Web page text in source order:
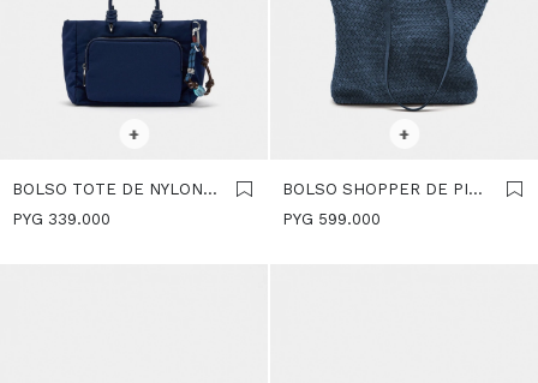
+
BOLSO TOTE DE NYLON
CON COLGANTE S -
PYG 339.000
+
BOLSO SHOPPER DE PIEL
TRENZADA - AZUL-
PYG 599.000